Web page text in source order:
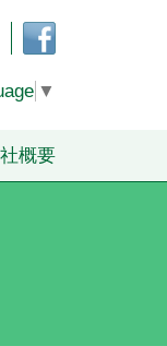
フェ
イス
クペ
ージ
概要
▼